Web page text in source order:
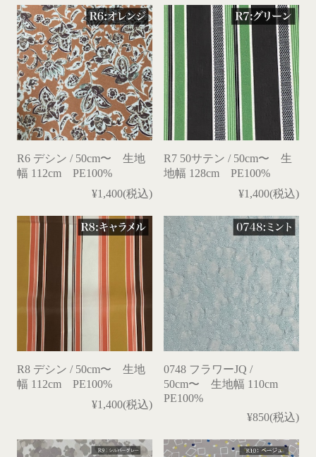
R6 デシン / 50cm〜 生地
幅 112cm PE100%
¥1,400(税込)
R7 50サテン / 50cm〜 生
地幅 128cm PE100%
¥1,400(税込)
R8 デシン / 50cm〜 生地
幅 112cm PE100%
¥1,400(税込)
0748 フラワーJQ /
50cm〜 生地幅 110cm
PE100%
¥850(税込)